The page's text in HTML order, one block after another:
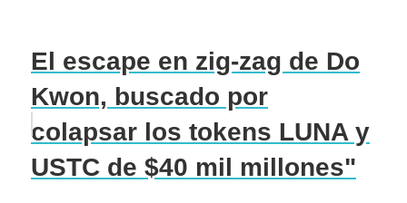
El escape en zig-zag de Do
Kwon, buscado por
colapsar los tokens LUNA y
USTC de $40 mil millones"